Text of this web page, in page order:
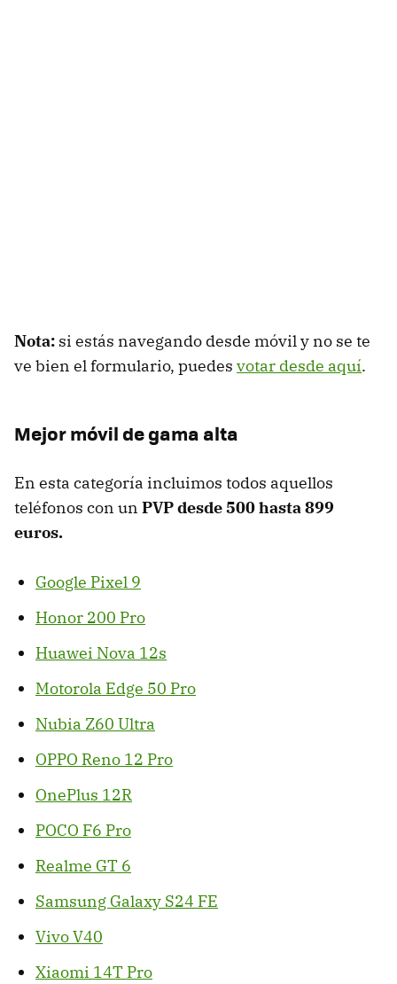
Nota: si estás navegando desde móvil y no se te
ve bien el formulario, puedes votar desde aquí.
Mejor móvil de gama alta
En esta categoría incluimos todos aquellos
teléfonos con un PVP desde 500 hasta 899
euros.
Google Pixel 9
Honor 200 Pro
Huawei Nova 12s
Motorola Edge 50 Pro
Nubia Z60 Ultra
OPPO Reno 12 Pro
OnePlus 12R
POCO F6 Pro
Realme GT 6
Samsung Galaxy S24 FE
Vivo V40
Xiaomi 14T Pro